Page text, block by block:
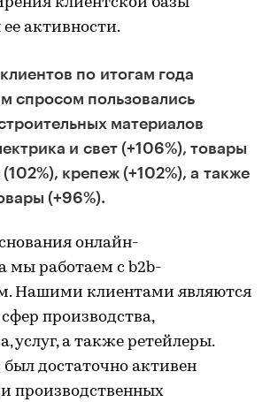
активности.
по итогам года
спросом пользовались
материалов
и свет (+106%), товары
крепеж (+102%), а также
(+96%).
онлайн-
мы работаем с b2b-
Нашими клиентами являются
производства,
услуг, а также ретейлеры.
достаточно активен
производственных